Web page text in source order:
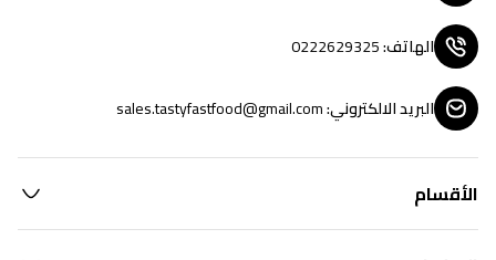
الهاتف:
0222629325
البريد الالكتروني:
sales.tastyfastfood@gmail.com
الأقسام